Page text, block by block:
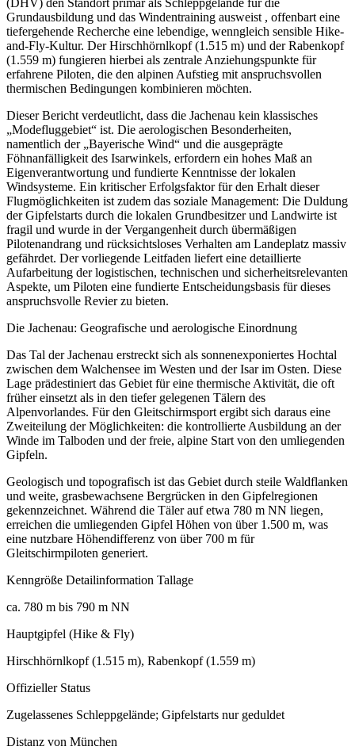
(DHV) den Standort primär als Schleppgelände für die
Grundausbildung und das Windentraining ausweist , offenbart eine
tiefergehende Recherche eine lebendige, wenngleich sensible Hike-
and-Fly-Kultur. Der Hirschhörnlkopf (1.515 m) und der Rabenkopf
(1.559 m) fungieren hierbei als zentrale Anziehungspunkte für
erfahrene Piloten, die den alpinen Aufstieg mit anspruchsvollen
thermischen Bedingungen kombinieren möchten.
Dieser Bericht verdeutlicht, dass die Jachenau kein klassisches
„Modefluggebiet“ ist. Die aerologischen Besonderheiten,
namentlich der „Bayerische Wind“ und die ausgeprägte
Föhnanfälligkeit des Isarwinkels, erfordern ein hohes Maß an
Eigenverantwortung und fundierte Kenntnisse der lokalen
Windsysteme. Ein kritischer Erfolgsfaktor für den Erhalt dieser
Flugmöglichkeiten ist zudem das soziale Management: Die Duldung
der Gipfelstarts durch die lokalen Grundbesitzer und Landwirte ist
fragil und wurde in der Vergangenheit durch übermäßigen
Pilotenandrang und rücksichtsloses Verhalten am Landeplatz massiv
gefährdet. Der vorliegende Leitfaden liefert eine detaillierte
Aufarbeitung der logistischen, technischen und sicherheitsrelevanten
Aspekte, um Piloten eine fundierte Entscheidungsbasis für dieses
anspruchsvolle Revier zu bieten.
Die Jachenau: Geografische und aerologische Einordnung
Das Tal der Jachenau erstreckt sich als sonnenexponiertes Hochtal
zwischen dem Walchensee im Westen und der Isar im Osten. Diese
Lage prädestiniert das Gebiet für eine thermische Aktivität, die oft
früher einsetzt als in den tiefer gelegenen Tälern des
Alpenvorlandes. Für den Gleitschirmsport ergibt sich daraus eine
Zweiteilung der Möglichkeiten: die kontrollierte Ausbildung an der
Winde im Talboden und der freie, alpine Start von den umliegenden
Gipfeln.
Geologisch und topografisch ist das Gebiet durch steile Waldflanken
und weite, grasbewachsene Bergrücken in den Gipfelregionen
gekennzeichnet. Während die Täler auf etwa 780 m NN liegen,
erreichen die umliegenden Gipfel Höhen von über 1.500 m, was
eine nutzbare Höhendifferenz von über 700 m für
Gleitschirmpiloten generiert.
Kenngröße Detailinformation Tallage
ca. 780 m bis 790 m NN
Hauptgipfel (Hike & Fly)
Hirschhörnlkopf (1.515 m), Rabenkopf (1.559 m)
Offizieller Status
Zugelassenes Schleppgelände; Gipfelstarts nur geduldet
Distanz von München